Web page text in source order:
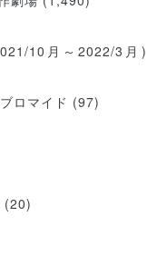
10月～2022/3月)
ロマイド (97)
(20)